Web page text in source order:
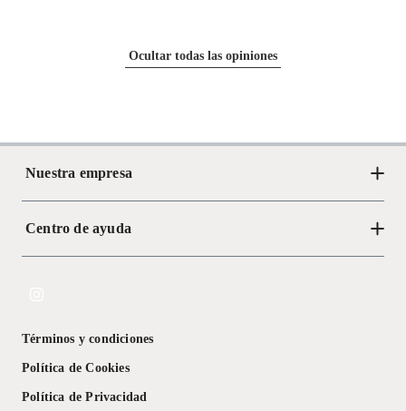
Ocultar todas las opiniones
Nuestra empresa
Acerca de Crate
Centro de ayuda
Textos Legales
Términos y condiciones
Política de Cookies
Política de Privacidad